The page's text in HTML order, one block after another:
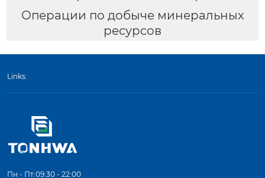
Операции по добыче минеральных
ресурсов
Links:
Пн - Пт:09:30 - 22:00